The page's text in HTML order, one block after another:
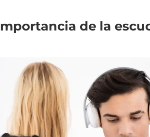
de la